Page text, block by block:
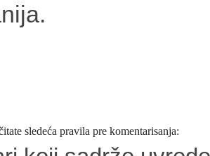
sledeća pravila pre komentarisanja: